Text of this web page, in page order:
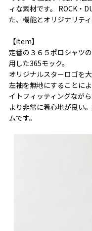
ィな素材です。 ROCK・
た、機能とオリジナリテ
【Item】
定番の３６５ポロシャツ
用した365モック。
オリジナルスターロゴを
左袖を無地にすることに
イトフィッティングなが
より非常に着心地が良い
ムです。